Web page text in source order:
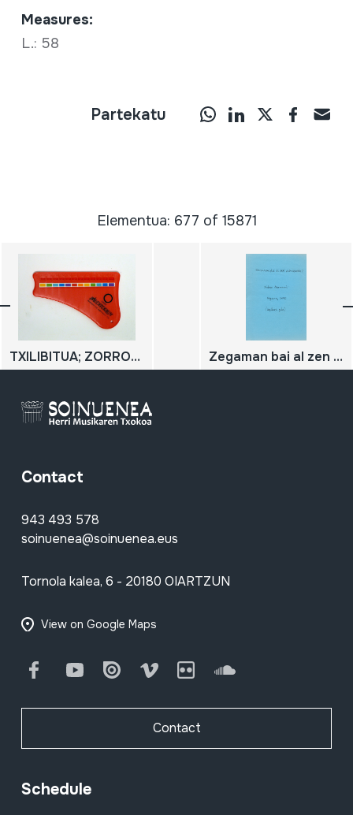
Measures:
L.: 58
Partekatu
Elementua: 677 of 15871
TXILIBITUA; ZORROTZAILEEN TXILIBITUA Zegaman bai al zen albokalaririk?
Contact
943 493 578
soinuenea@soinuenea.eus
Tornola kalea, 6 - 20180 OIARTZUN
View on Google Maps
FacebookYoutube Issuu Vimeo Flickr SoundCloud
Contact
Schedule